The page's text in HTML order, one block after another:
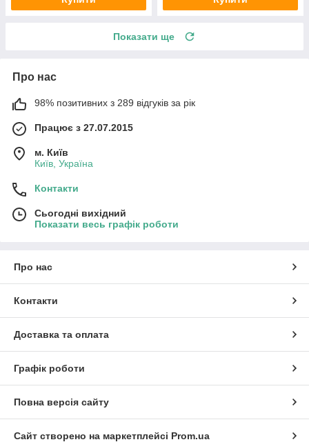
Показати ще
Про нас
98% позитивних з 289 відгуків за рік
Працює з 27.07.2015
м. Київ
Київ, Україна
Контакти
Сьогодні вихідний
Показати весь графік роботи
Про нас
Контакти
Доставка та оплата
Графік роботи
Повна версія сайту
Сайт створено на маркетплейсі Prom.ua